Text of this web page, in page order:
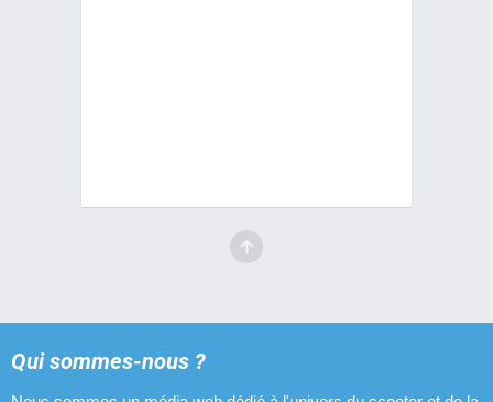
Qui sommes-nous ?